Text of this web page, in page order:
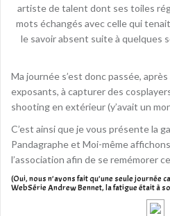
artiste de talent dont ses toiles
mots échangés avec celle qui
le savoir absent suite à quelques
Ma journée s’est donc passée,
exposants, à capturer des
shooting en extérieur (y’avait un
C’est ainsi que je vous présente la
Pandagraphe et Moi-même
l’association afin de se remémorer
(Oui, nous n’avons fait qu’une seule journée
WebSérie Andrew Bennet, la fatigue était à